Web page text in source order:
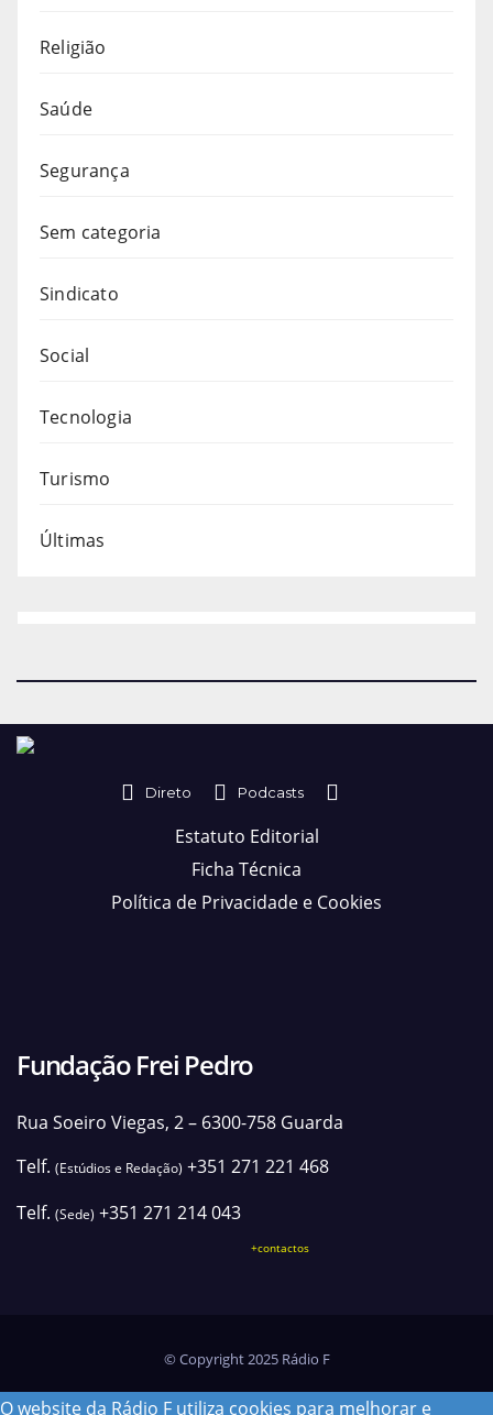
Religião
Saúde
Segurança
Sem categoria
Sindicato
Social
Tecnologia
Turismo
Últimas
Direto Podcasts
Estatuto Editorial
Ficha Técnica
Política de Privacidade e Cookies
Fundação Frei Pedro
Rua Soeiro Viegas, 2 – 6300-758 Guarda
Telf. (Estúdios e Redação) +351 271 221 468
Telf. (Sede) +351 271 214 043
+contactos
© Copyright 2025 Rádio F
O website da Rádio F utiliza cookies para melhorar e